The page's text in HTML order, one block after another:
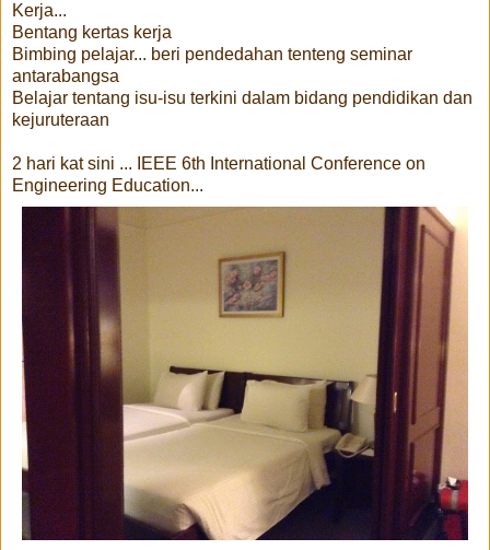
Kerja...
Bentang kertas kerja
Bimbing pelajar... beri pendedahan tenteng seminar
antarabangsa
Belajar tentang isu-isu terkini dalam bidang pendidikan dan
kejuruteraan
2 hari kat sini ... IEEE 6th International Conference on
Engineering Education...